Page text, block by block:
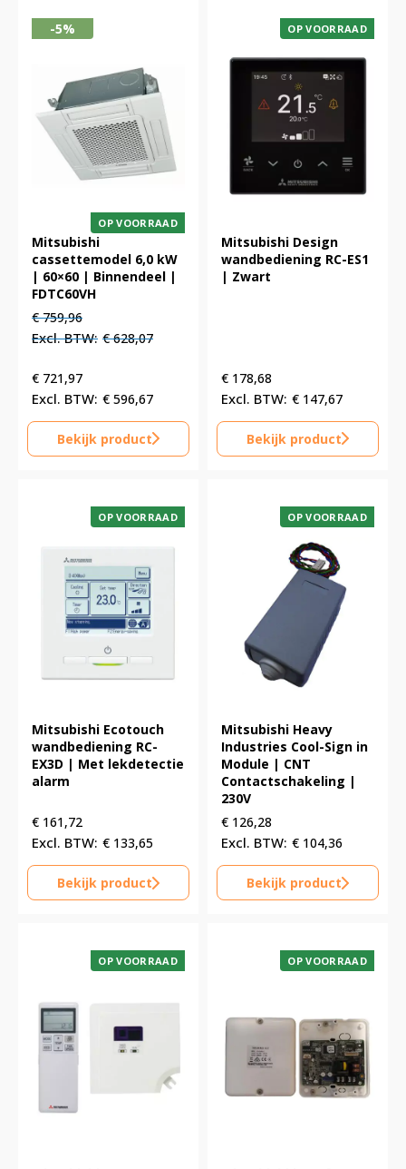
-5%
OP VOORRAAD
Mitsubishi
cassettemodel 6,0 kW
| 60×60 | Binnendeel |
FDTC60VH
Oorspronkelijke
prijs
€ 759,96.
€759,96Huidige
prijs
€ 759,96.
€628,07
€ 721,97
€ 596,67
Bekijk product
OP VOORRAAD
Mitsubishi Design
wandbediening RC-ES1
| Zwart
€ 178,68
€ 147,67
Bekijk product
OP VOORRAAD
Mitsubishi Ecotouch
wandbediening RC-
EX3D | Met lekdetectie
alarm
€ 161,72
€ 133,65
Bekijk product
OP VOORRAAD
Mitsubishi Heavy
Industries Cool-Sign in
Module | CNT
Contactschakeling |
230V
€ 126,28
€ 104,36
Bekijk product
OP VOORRAAD OP VOORRAAD